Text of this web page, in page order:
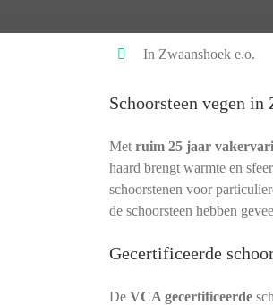
In Zwaanshoek e.o.
Schoorsteen vegen in
Met ruim 25 jaar
haard brengt warmte en
schoorstenen voor
de schoorsteen hebben
Gecertificeerde
De VCA gecertificeerde